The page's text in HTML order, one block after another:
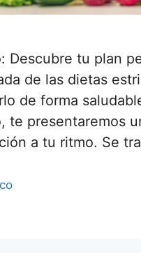
Descubre tu plan
de las dietas
de forma
te presentaremos
a tu ritmo. Se